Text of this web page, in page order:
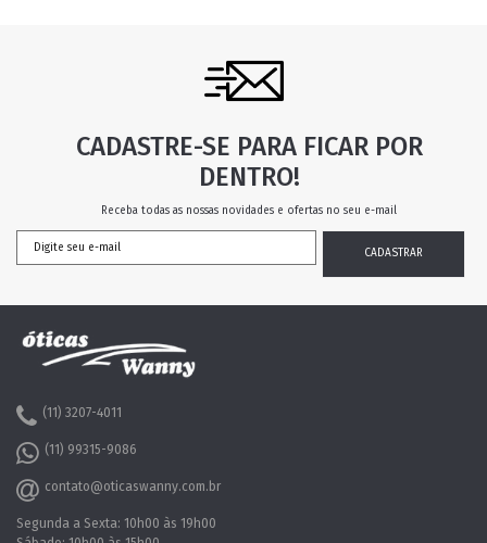
CADASTRE-SE PARA FICAR POR
DENTRO!
Receba todas as nossas novidades e ofertas no seu e-mail
(11) 3207-4011
(11) 99315-9086
contato@oticaswanny.com.br
Segunda a Sexta: 10h00 às 19h00